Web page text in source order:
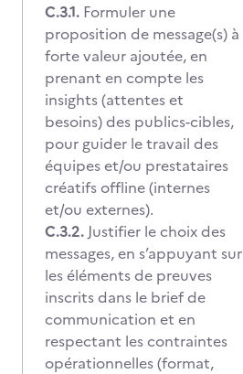
C.3.1. Formuler une
proposition de message(s) à
forte valeur ajoutée, en
prenant en compte les
insights (attentes et
besoins) des publics-cibles,
pour guider le travail des
équipes et/ou prestataires
créatifs offline (internes
et/ou externes).
C.3.2. Justifier le choix des
messages, en s’appuyant sur
les éléments de preuves
inscrits dans le brief de
communication et en
respectant les contraintes
opérationnelles (format,